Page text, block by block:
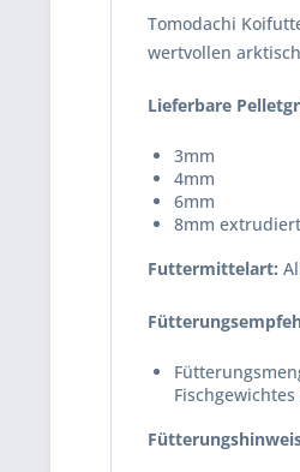
Tomodachi
wertvollen
Lieferbare
3mm
4mm
6mm
8mm
Futtermittelart: